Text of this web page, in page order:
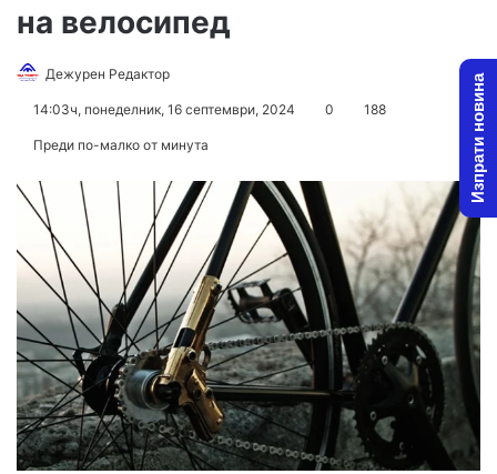
на велосипед
Дежурен Редактор
14:03ч, понеделник, 16 септември, 2024 0 188
Преди по-малко от минута Изпрати новина